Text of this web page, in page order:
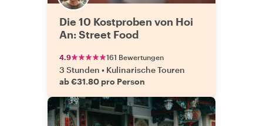
Die 10 Kostproben von Hoi
An: Street Food
4.9 161 Bewertungen
3 Stunden • Kulinarische Touren
ab €31.80 pro Person